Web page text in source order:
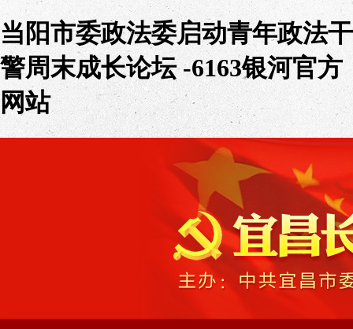
当阳市委政法委启动青年政法干
警周末成长论坛 -6163银河官方
网站